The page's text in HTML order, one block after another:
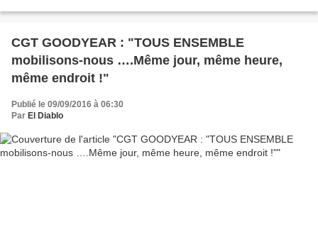
CGT GOODYEAR : "TOUS ENSEMBLE
mobilisons-nous ….Même jour, même heure,
même endroit !"
Publié le 09/09/2016 à 06:30
Par El Diablo